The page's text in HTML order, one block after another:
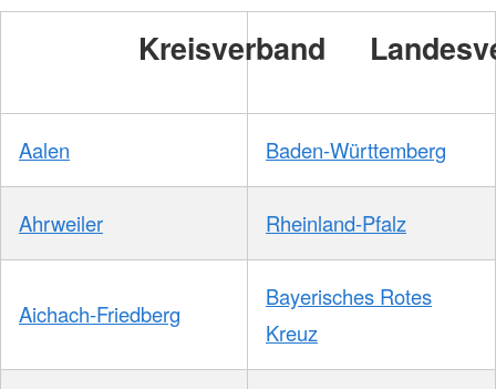
Kreisverband
Aalen Baden-Württemberg
Ahrweiler Rheinland-Pfalz
Aichach-Friedberg
Bayerisches Rotes
Kreuz